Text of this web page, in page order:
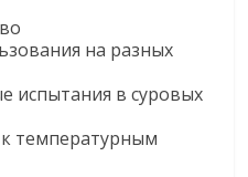
на разных
испытания в суровых
температурным